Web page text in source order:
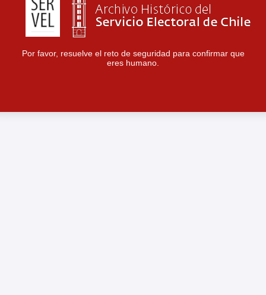
Por favor, resuelve el reto de seguridad para confirmar que
eres humano.